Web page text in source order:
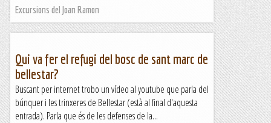
Excursions del Joan Ramon
Qui va fer el refugi del bosc de sant marc de
bellestar?
Buscant per internet trobo un vídeo al youtube que parla del
búnquer i les trinxeres de Bellestar (està al final d'aquesta
entrada). Parla que és de les defenses de la...